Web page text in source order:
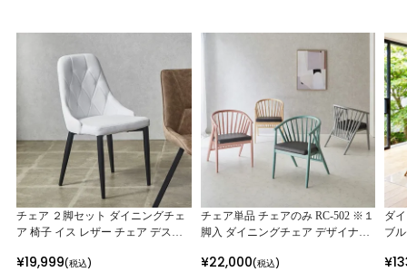
チェア ２脚セット ダイニングチェ
ア 椅子 イス レザー チェア デスク
白 合皮 2脚入
¥19,999(税込)
チェア単品 チェアのみ RC-502 ※１
脚入 ダイニングチェア デザイナー
¥22,000(税込)
ダ
ブ
ナ
¥